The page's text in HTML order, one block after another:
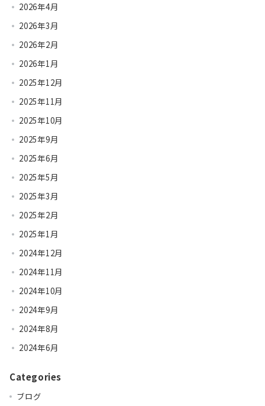
2026年4月
2026年3月
2026年2月
2026年1月
2025年12月
2025年11月
2025年10月
2025年9月
2025年6月
2025年5月
2025年3月
2025年2月
2025年1月
2024年12月
2024年11月
2024年10月
2024年9月
2024年8月
2024年6月
Categories
ブログ